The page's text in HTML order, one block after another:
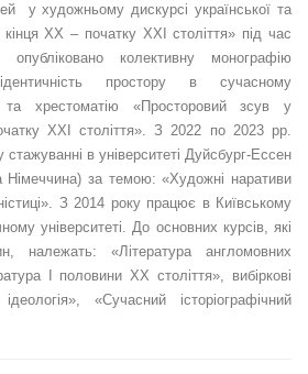
у художньому дискурсі української та
кінця ХХ – початку ХХІ століття» під час
колективну монографію
ідентичність простору в сучасному
та хрестоматію «Просторовий зсув у
ХХІ століття». З 2022 по 2023 рр.
в університеті Дуйсбург-Ессен
Німеччина) за темою: «Художні наративи
З 2014 року працює в Київському
університеті. До основних курсів, які
належать: «Література англомовних
І половини ХХ століття», вибіркові
«Сучасний історіографічний